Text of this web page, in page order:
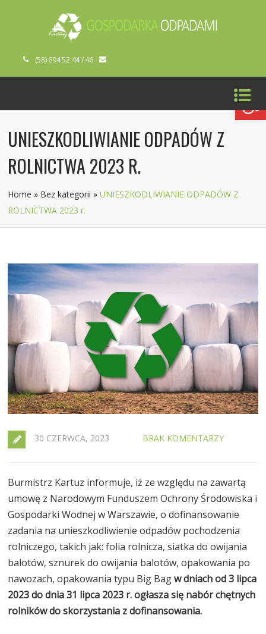
Open toolbar
(58) 694 52 44 / 46
UNIESZKODLIWIANIE ODPADÓW Z
ROLNICTWA 2023 R.
Home » Bez kategorii »UNIESZKODLIWIANIE ODPADÓW Z
ROLNICTWA 2023 r.
30 CZERWCA, 2023 BRAK KOMENTARZY
Burmistrz Kartuz informuje, iż ze względu na zawartą
umowę z Narodowym Funduszem Ochrony Środowiska i
Gospodarki Wodnej w Warszawie, o dofinansowanie
zadania na unieszkodliwienie odpadów pochodzenia
rolniczego, takich jak: folia rolnicza, siatka do owijania
balotów, sznurek do owijania balotów, opakowania po
nawozach, opakowania typu Big Bagw dniach od 3 lipca
2023 do dnia 31 lipca 2023 r. ogłasza się nabór chętnych
rolników do skorzystania z dofinansowania.